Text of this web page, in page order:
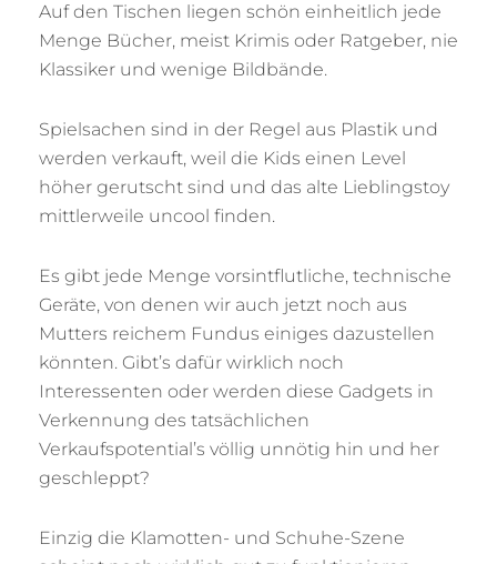
Auf den Tischen liegen schön einheitlich jede
Menge Bücher, meist Krimis oder Ratgeber, nie
Klassiker und wenige Bildbände.
Spielsachen sind in der Regel aus Plastik und
werden verkauft, weil die Kids einen Level
höher gerutscht sind und das alte Lieblingstoy
mittlerweile uncool finden.
Es gibt jede Menge vorsintflutliche, technische
Geräte, von denen wir auch jetzt noch aus
Mutters reichem Fundus einiges dazustellen
könnten. Gibt’s dafür wirklich noch
Interessenten oder werden diese Gadgets in
Verkennung des tatsächlichen
Verkaufspotential’s völlig unnötig hin und her
geschleppt?
Einzig die Klamotten- und Schuhe-Szene